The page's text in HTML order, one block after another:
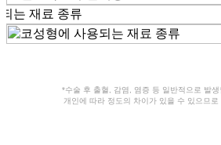
*수술 후 출혈, 감염, 염증 등 일반적으로 발
개인에 따라 정도의 차이가 있을 수 있으므로